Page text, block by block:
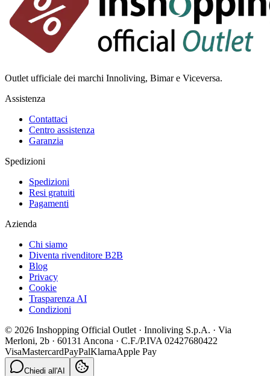
Outlet ufficiale dei marchi Innoliving, Bimar e Viceversa.
Assistenza
Contattaci
Centro assistenza
Garanzia
Spedizioni
Spedizioni
Resi gratuiti
Pagamenti
Azienda
Chi siamo
Diventa rivenditore B2B
Blog
Privacy
Cookie
Trasparenza AI
Condizioni
© 2026 Inshopping Official Outlet · Innoliving S.p.A. · Via
Merloni, 2b · 60131 Ancona · C.F./P.IVA 02427680422
VisaMastercardPayPalKlarnaApple Pay
Chiedi all'AI